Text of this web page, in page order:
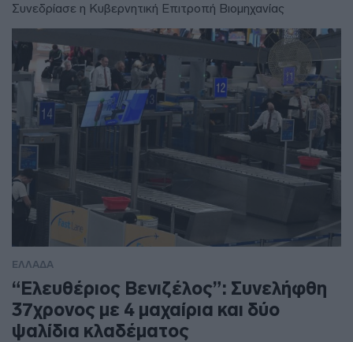
Συνεδρίασε η Κυβερνητική Επιτροπή Βιομηχανίας
ΕΛΛΑΔΑ
“Ελευθέριος Βενιζέλος”: Συνελήφθη
37χρονος με 4 μαχαίρια και δύο
ψαλίδια κλαδέματος